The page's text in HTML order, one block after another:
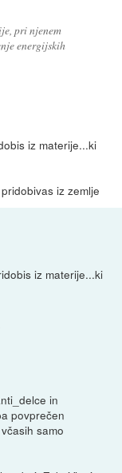
pri njenem
energijskih
iz materije...ki
iz zemlje
iz materije...ki
in
povprečen
samo